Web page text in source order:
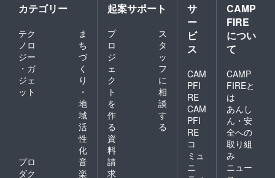
カテゴリー
テク
ノロ
ジー
・ガ
ジェ
ット
ま
ち
づ
く
り
・
地
域
活
性
化
プロ
ダク
音
楽
起案サポート
プ
ロ
ジ
ェ
ク
ト
を
作
る
ス
タ
ッ
フ
に
相
談
す
る
資
料
請
求
サ
ー
ビ
ス
CAM
PFI
RE
CAM
PFI
RE
コ
ミュ
ニ
CAMP
FIRE
につい
て
CAMP
FIREと
は
あんし
ん・安
全への
取り組
み
ニュー